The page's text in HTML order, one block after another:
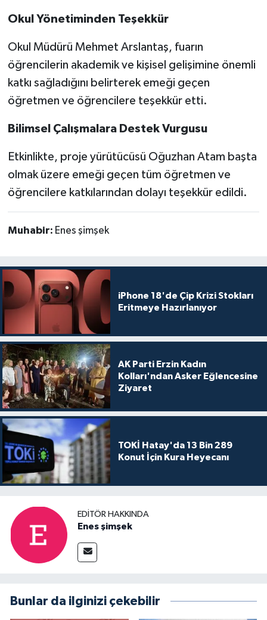
Okul Yönetiminden Teşekkür
Okul Müdürü Mehmet Arslantaş, fuarın
öğrencilerin akademik ve kişisel gelişimine önemli
katkı sağladığını belirterek emeği geçen
öğretmen ve öğrencilere teşekkür etti.
Bilimsel Çalışmalara Destek Vurgusu
Etkinlikte, proje yürütücüsü Oğuzhan Atam başta
olmak üzere emeği geçen tüm öğretmen ve
öğrencilere katkılarından dolayı teşekkür edildi.
Muhabir: Enes şimşek
iPhone 18'de Çip Krizi Stokları
Eritmeye Hazırlanıyor
AK Parti Erzin Kadın
Kolları'ndan Asker Eğlencesine
Ziyaret
TOKİ Hatay'da 13 Bin 289
Konut İçin Kura Heyecanı
EDITÖR HAKKINDA
Enes şimşek
Bunlar da ilginizi çekebilir